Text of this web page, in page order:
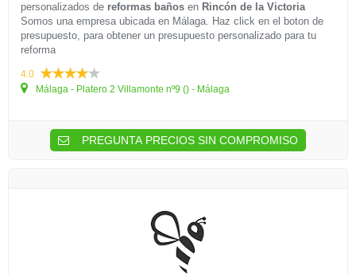
personalizados de reformas baños en Rincón de la Victoria
Somos una empresa ubicada en Málaga. Haz click en el boton de
presupuesto, para obtener un presupuesto personalizado para tu
reforma
4.0
Málaga - Platero 2 Villamonte nº9 () - Málaga
PREGUNTA PRECIOS SIN COMPROMISO